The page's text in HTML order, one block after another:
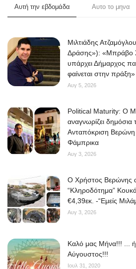
Αυτή την εβδομάδα Αυτο το μηνα
Μιλτιάδης
Δράσης»): «Μπράβο
υπάρχει Δήμαρχος
φαίνεται στην πράξη»
Αυγ 5, 2026
Political Maturity: Ο
αναγνωρίζει δημόσια
Ανταπόκριση
Φάμπρικα
Αυγ 3, 2026
O Χρήστος Βερώνης
“Κληροδότημα”
€4,39εκ. -“Εμείς
Αυγ 3, 2026
Kαλό μας Μήνα!!! ...
Αύγουστος!!!
Ιουλ 31, 2020